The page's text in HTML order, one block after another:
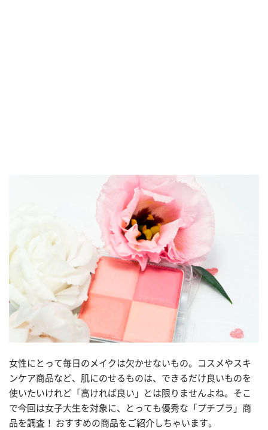
女性にとって毎日のメイクは欠かせないもの。コスメやスキ
ンケア商品など、肌にのせるものは、できるだけ良いものを
使いたいけれど「高ければ良い」とは限りませんよね。そこ
で今回は女子大生を対象に、とっても優秀な「プチプラ」商
品を調査！ おすすめの商品をご紹介しちゃいます。